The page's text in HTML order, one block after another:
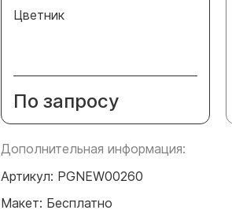
Цветник
По запросу
Дополнительная информация:
Артикул: PGNEW00260
Макет: Бесплатно